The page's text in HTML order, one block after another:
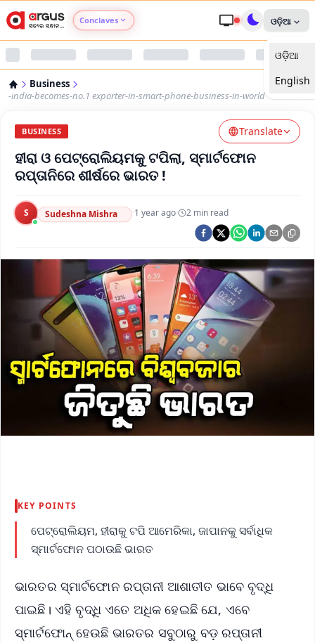
Conclaves
Argus Nari Shakti
Argus Health Connect
Argus Swaad Odisha
Argus Chalo Dekhein Apna Desh
ଓଡ଼ିଆ
ଓଡ଼ିଆ
English
Business
-india-becomes-no.1 exporter-in-smart-phone-business-in-world
BUSINESS Translate
ହୀରା ଓ ପେଟ୍ରୋଲିୟମକୁ ଟପିଲା, ସ୍ମାର୍ଟଫୋନ
ରପ୍ତାନିରେ ଶୀର୍ଷରେ ଭାରତ !
S Sudeshna Mishra ·1 year ago· 2 min read
KEY POINTS
ପେଟ୍ରୋଲିୟମ, ହୀରାକୁ ଟପି ଆମେରିକା, ଜାପାନକୁ ସର୍ବାଧିକ
ସ୍ମାର୍ଟଫୋନ ପଠାଉଛି ଭାରତ
ଭାରତର ସ୍ମାର୍ଟଫୋନ ରପ୍ତାନୀ ଆଶାତୀତ ଭାବେ ବୃଦ୍ଧି
ପାଇଛି। ଏହି ବୃଦ୍ଧି ଏତେ ଅଧିକ ହେଇଛି ଯେ, ଏବେ
ସ୍ମାର୍ଟଫୋନ୍ ହେଉଛି ଭାରତର ସବୁଠାରୁ ବଡ଼ ରପ୍ତାନୀ